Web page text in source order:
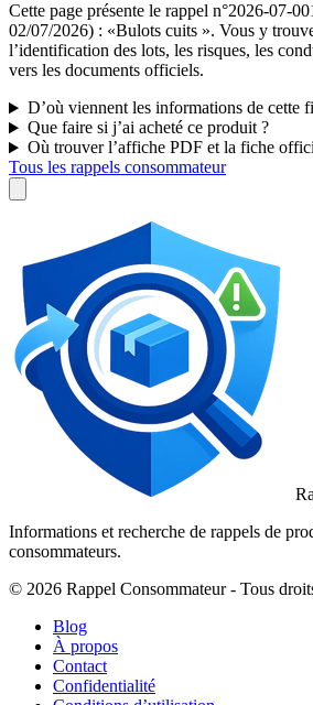
Cette page présente le rappel n°2026-07-
02/07/2026) : «Bulots cuits ». Vous y
l’identification des lots, les risques, les
vers les documents officiels.
D’où viennent les informations de cette
Que faire si j’ai acheté ce produit ?
Où trouver l’affiche PDF et la fiche
Tous les rappels consommateur
Informations et recherche de rappels de
consommateurs.
© 2026 Rappel Consommateur - Tous
Blog
À propos
Contact
Confidentialité